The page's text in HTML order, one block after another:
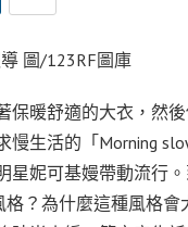
圖/123RF圖庫
保暖舒適的大衣，然
慢生活的「Morning
星妮可基嫚帶動流行
格？為什麼這種風格